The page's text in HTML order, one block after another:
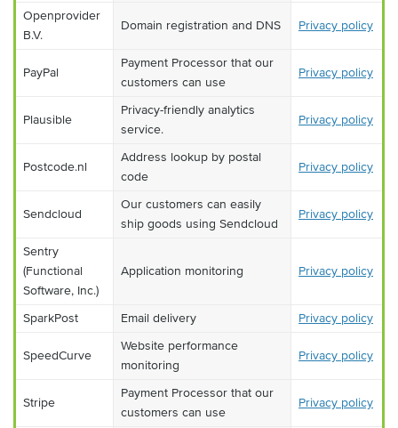
Openprovider
B.V.
Domain registration and DNS Privacy policy
PayPal
Payment Processor that our
customers can use
Privacy policy
Plausible
Privacy-friendly analytics
service.
Privacy policy
Postcode.nl
Address lookup by postal
code
Privacy policy
Sendcloud
Our customers can easily
ship goods using Sendcloud
Privacy policy
Sentry
(Functional
Software, Inc.)
Application monitoring Privacy policy
SparkPost Email delivery Privacy policy
SpeedCurve
Website performance
monitoring
Privacy policy
Stripe
Payment Processor that our
customers can use
Privacy policy